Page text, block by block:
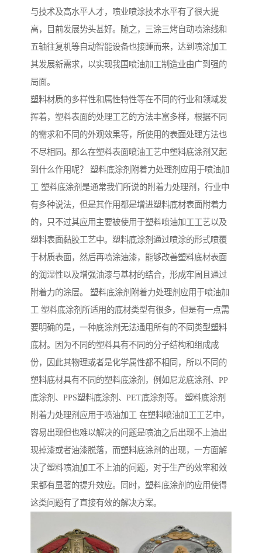
与技术及高水平人才，喷业喷涂技术水平有了很大提
高，目前发展势头甚好。随之，三涂三烤自动喷涂线和
五轴往复机等自动智能设备也接踵而来，达到喷涂加工
其发展新需求，以实现我国喷油加工制造业由广到强的
局面。
塑料材质的多样性和属性特性等在不同的行业和领域发
挥着，塑料表面的处理工艺的方法丰富多样，根据不同
的需求和不同的外观效果等，所使用的表面处理方法也
不尽相同。那么在塑料表面喷油工艺中塑料底涂剂又起
到什么作用呢？ 塑料底涂剂附着力处理剂应用于喷油加
工 塑料底涂剂是通常我们所说的附着力处理剂，行业中
有多种说法，但是其作用都是增进塑料底材表面附着力
的，只不过其应用主要被使用于塑料喷油加工工艺以及
塑料表面黏胶工艺中。塑料底涂剂通过喷涂的形式喷覆
于材质表面，然后再喷涂油漆，能够改善塑料底材表面
的润湿性以及增强油漆与基材的结合，形成牢固且通过
附着力的涂层。 塑料底涂剂附着力处理剂应用于喷油加
工 塑料底涂剂所适用的底材类型有很多，但是有一点需
要明确的是，一种底涂剂无法通用所有的不同类型塑料
底材。因为不同的塑料具有不同的分子结构和组成成
份，因此其物理或者是化学属性都不相同，所以不同的
塑料底材具有不同的塑料底涂剂，例如尼龙底涂剂、PP
底涂剂、PPS塑料底涂剂、PET底涂剂等。 塑料底涂剂
附着力处理剂应用于喷油加工 在塑料喷油加工工艺中，
容易出现但也难以解决的问题是喷油之后出现不上油出
现掉漆或者油漆脱落，而塑料底涂剂的出现，一方面解
决了塑料喷油加工不上油的问题，对于生产的效率和效
果都有显著的提升效应。同时，塑料底涂剂的应用使得
这类问题有了直接有效的解决方案。